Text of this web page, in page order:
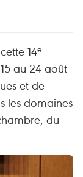
14ᵉ
au 24 août
et de
les domaines
du